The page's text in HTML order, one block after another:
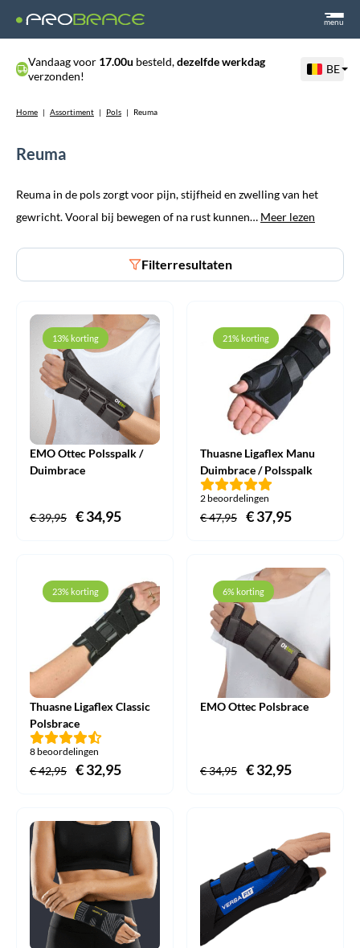
menu
Vandaag voor 17.00u besteld,dezelfde werkdag
verzonden!
BE
Home | Assortiment | Pols | Reuma
Reuma
Reuma in de pols zorgt voor pijn, stijfheid en zwelling van het
gewricht. Vooral bij bewegen of na rust kunnen… Meer lezen
Filterresultaten
13% korting
EMO Ottec Polsspalk /
Duimbrace
€39,95
Oorspronkelijke
€ 39,95.
€34,95
€ 34,95.
21% korting
Thuasne Ligaflex Manu
Duimbrace / Polsspalk
2 beoordelingen
€47,95
Oorspronkelijke
€ 47,95.
€37,95
€ 37,95.
23% korting
Thuasne Ligaflex Classic
Polsbrace
8 beoordelingen
€42,95
Oorspronkelijke
€32,95
€ 32,95.
6% korting
EMO Ottec Polsbrace
€34,95
Oorspronkelijke
€ 34,95.
€32,95
€ 32,95.